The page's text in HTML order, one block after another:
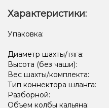
Характеристики:
Упаковка:
Диаметр шахты/тяга:
Высота (без чаши):
Вес шахты/комплекта:
Тип коннектора шланга:
Разборной:
Объем колбы кальяна: